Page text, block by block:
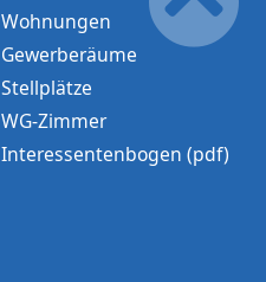
Wohnungen
Gewerberäume
Stellplätze
WG-Zimmer
Interessentenbogen (pdf)